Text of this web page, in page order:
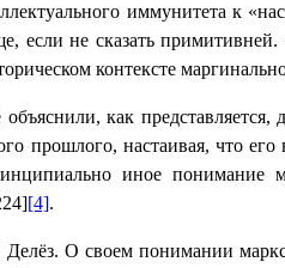
иммунитета к
не сказать
контексте
как
прошлого, настаивая, что
иное понимание
[4].
О своем понимании